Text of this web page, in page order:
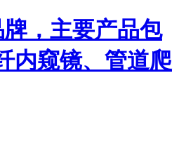
，主要产品包
内窥镜、管道爬